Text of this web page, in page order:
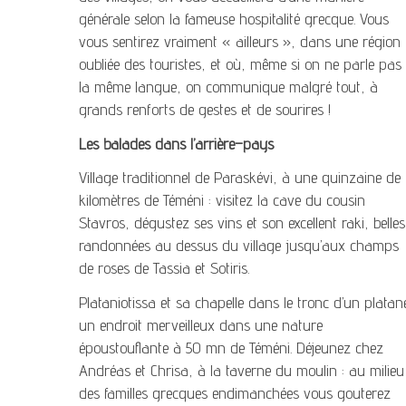
générale selon la fameuse hospitalité grecque. Vous
vous sentirez vraiment « ailleurs », dans une région
oubliée des touristes, et où, même si on ne parle pas
la même langue, on communique malgré tout, à
grands renforts de gestes et de sourires !
Les balades dans l’arrière–pays
Village traditionnel de Paraskévi, à une quinzaine de
kilomètres de Téméni : visitez la cave du cousin
Stavros, dégustez ses vins et son excellent raki, belles
randonnées au dessus du village jusqu’aux champs
de roses de Tassia et Sotiris.
Plataniotissa et sa chapelle dans le tronc d’un
un endroit merveilleux dans une nature
époustouflante à 50 mn de Téméni. Déjeunez chez
Andréas et Chrisa, à la taverne du moulin : au milieu
des familles grecques endimanchées vous gouterez